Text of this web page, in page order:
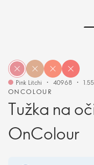
ONCOLOUR
Tužka na
OnColour
Pink Litchi 40968